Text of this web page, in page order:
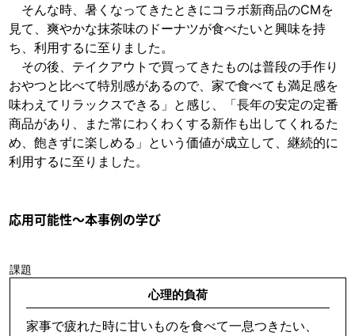
そんな時、暑くなってきたときにコラボ新商品のCMを
見て、爽やかな抹茶味のドーナツが食べたいと興味を持
ち、利用するに至りました。
その後、テイクアウトで買ってきたものは普段の手作り
おやつと比べて特別感があるので、家で食べても満足感を
味わえてリラックスできる」と感じ、「長年の安定の定番
商品があり、また常にわくわくする新作も出してくれるた
め、飽きずに楽しめる」という価値が成立して、継続的に
利用するに至りました。
応用可能性～本事例の学び
課題
心理的負荷
家事で疲れた時に甘いものを食べて一息つきたい、